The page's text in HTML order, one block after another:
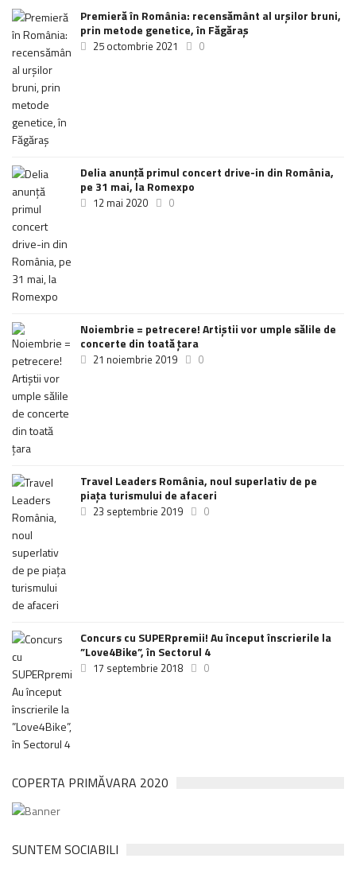
Premieră în România: recensământ al urșilor bruni,
prin metode genetice, în Făgăraș
25 octombrie 2021 0
Delia anunţă primul concert drive-in din România,
pe 31 mai, la Romexpo
12 mai 2020 0
Noiembrie = petrecere! Artiștii vor umple sălile de
concerte din toată țara
21 noiembrie 2019 0
Travel Leaders România, noul superlativ de pe
piața turismului de afaceri
23 septembrie 2019 0
Concurs cu SUPERpremii! Au început înscrierile la
”Love4Bike”, în Sectorul 4
17 septembrie 2018 0
COPERTA PRIMĂVARA 2020
SUNTEM SOCIABILI